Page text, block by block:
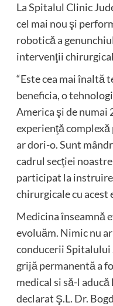
La Spitalul Clinic
cel mai nou şi
robotică a
intervenţii
“Este cea mai înaltă
beneficia, o
America şi de numai
experienţă
ar dori-o. Sunt
cadrul secţiei
participat la
chirurgicale cu
Medicina înseamnă
evoluăm. Nimic nu
conducerii Spitalului
grijă permanentă a
medical si să-l aducă
declarat Ş.L. Dr.